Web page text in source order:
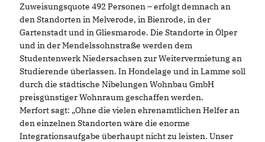
Zuweisungsquote 492 Personen – erfolgt demnach an
den Standorten in Melverode, in Bienrode, in der
Gartenstadt und in Gliesmarode. Die Standorte in Ölper
und in der Mendelssohnstraße werden dem
Studentenwerk Niedersachsen zur Weitervermietung an
Studierende überlassen. In Hondelage und in Lamme soll
durch die städtische Nibelungen Wohnbau GmbH
preisgünstiger Wohnraum geschaffen werden.
Merfort sagt: „Ohne die vielen ehrenamtlichen Helfer an
den einzelnen Standorten wäre die enorme
Integrationsaufgabe überhaupt nicht zu leisten. Unser